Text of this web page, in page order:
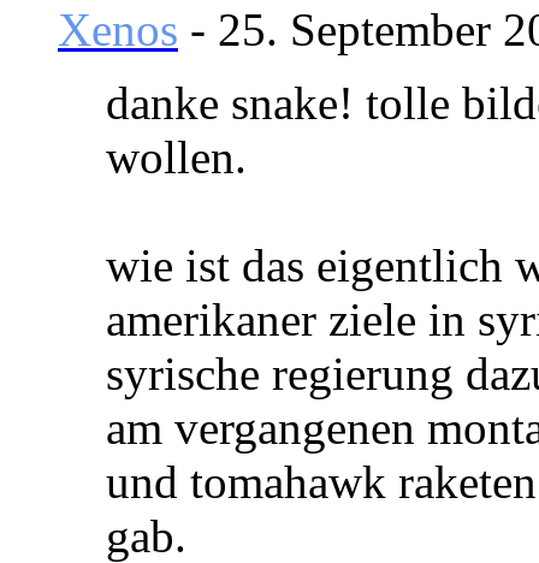
Xenos - 25. September
danke snake! tolle
wollen.
wie ist das eigentlich
amerikaner ziele in
syrische regierung
am vergangenen
und tomahawk
gab.